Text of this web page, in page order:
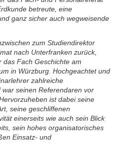
betreute, eine
ganz sicher auch wegweisende
zum Studiendirektor
nach Unterfranken zurück,
das Fach Geschichte am
in Würzburg. Hochgeachtet und
zahlreiche
seinen Referendaren vor
ist dabei seine
seine geschliffenen
einerseits wie auch sein Blick
sein hohes organisatorisches
Einsatz- und